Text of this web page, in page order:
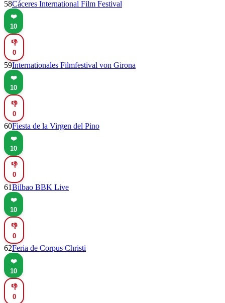
58Cáceres International Film Festival
❤️
10
👎
0
59Internationales Filmfestival von Girona
❤️
10
👎
0
60Fiesta de la Virgen del Pino
❤️
10
👎
0
61Bilbao BBK Live
❤️
10
👎
0
62Feria de Corpus Christi
❤️
10
👎
0